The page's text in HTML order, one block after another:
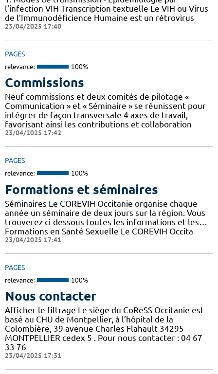
l'infection VIH Transcription textuelle Le VIH ou Virus
de l’Immunodéficience Humaine est un rétrovirus
23/04/2025 17:40
PAGES
relevance: 100%
Commissions
Neuf commissions et deux comités de pilotage «
Communication » et « Séminaire » se réunissent pour
intégrer de façon transversale 4 axes de travail,
favorisant ainsi les contributions et collaboration
23/04/2025 17:42
PAGES
relevance: 100%
Formations et séminaires
Séminaires Le COREVIH Occitanie organise chaque
année un séminaire de deux jours sur la région. Vous
trouverez ci-dessous toutes les informations et les…
Formations en Santé Sexuelle Le COREVIH Occita
23/04/2025 17:41
PAGES
relevance: 100%
Nous contacter
Afficher le filtrage Le siège du CoReSS Occitanie est
basé au CHU de Montpellier, à l’hôpital de la
Colombière, 39 avenue Charles Flahault 34295
MONTPELLIER cedex 5 . Pour nous contacter : 04 67
33 76
23/04/2025 17:31